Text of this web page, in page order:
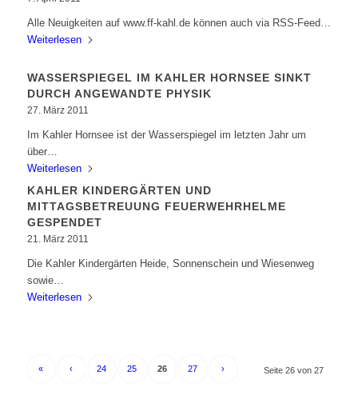
Alle Neuigkeiten auf www.ff-kahl.de können auch via RSS-Feed…
Weiterlesen
WASSERSPIEGEL IM KAHLER HORNSEE SINKT
DURCH ANGEWANDTE PHYSIK
27. März 2011
Im Kahler Hornsee ist der Wasserspiegel im letzten Jahr um
über…
Weiterlesen
KAHLER KINDERGÄRTEN UND
MITTAGSBETREUUNG FEUERWEHRHELME
GESPENDET
21. März 2011
Die Kahler Kindergärten Heide, Sonnenschein und Wiesenweg
sowie…
Weiterlesen
Seite 26 von 27
« ‹ 24 25 26 27 ›